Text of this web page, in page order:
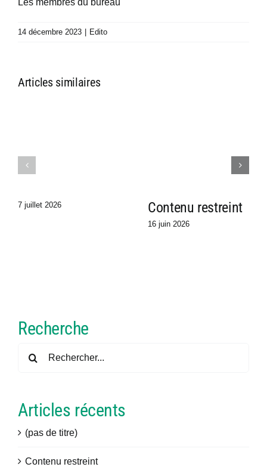
Les membres du bureau
14 décembre 2023 Edito
Articles similaires
7 juillet 2026 Contenu restreint
16 juin 2026
Recherche
Articles récents
(pas de titre)
Contenu restreint